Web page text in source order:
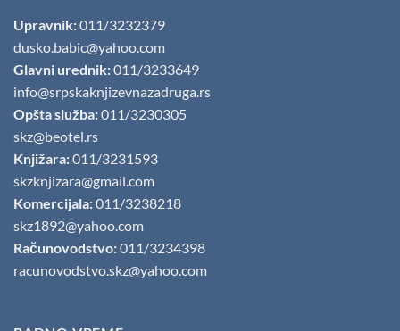
Upravnik:011/3232379
dusko.babic@yahoo.com
Glavni urednik:011/3233649
info@srpskaknjizevnazadruga.rs
Opšta služba:011/3230305
skz@beotel.rs
Knjižara:011/3231593
skzknjizara@gmail.com
Komercijala:011/3238218
skz1892@yahoo.com
Računovodstvo:011/3234398
racunovodstvo.skz@yahoo.com